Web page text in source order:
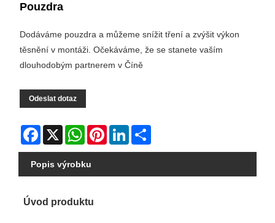
Pouzdra
Dodáváme pouzdra a můžeme snížit tření a zvýšit výkon
těsnění v montáži. Očekáváme, že se stanete vaším
dlouhodobým partnerem v Číně
Odeslat dotaz
Facebook
X WhatsAppPinterestLinkedIn
Popis výrobku
Úvod produktu